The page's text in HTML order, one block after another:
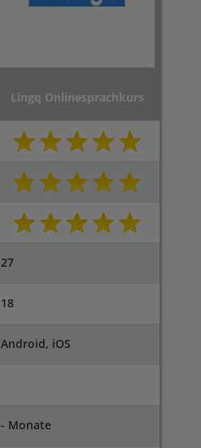
Lingq Onlinesprachkurs
27
18
Android, iOS
- Monate